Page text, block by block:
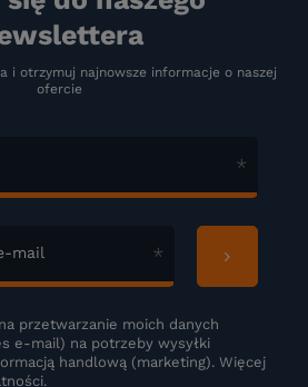
i otrzymuj najnowsze informacje o naszej
ofercie
mail
przetwarzanie moich danych
e-mail) na potrzeby wysyłki
handlową (marketing). Więcej